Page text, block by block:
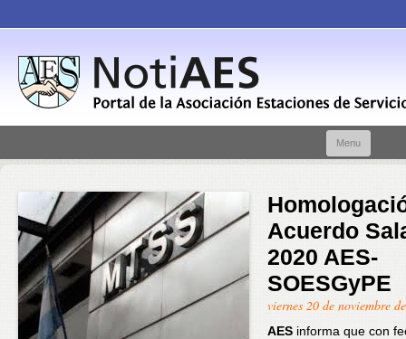
Menu
Acuerdo
2020 AES-
SOESGyPE
viernes 20 de noviembre
AES informa que con